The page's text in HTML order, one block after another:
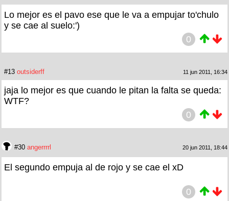
Lo mejor es el pavo ese que le va a empujar to'chulo
y se cae al suelo:')
0
#13 outsiderff 11 jun 2011, 16:34
jaja lo mejor es que cuando le pitan la falta se queda:
WTF?
0
#30 angerrrrl 20 jun 2011, 18:44
El segundo empuja al de rojo y se cae el xD
0